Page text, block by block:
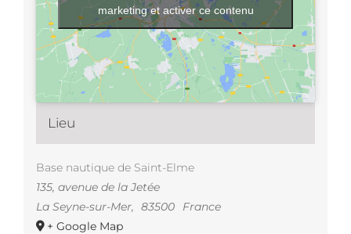
Lieu
Base nautique de Saint-Elme
135, avenue de la Jetée
La Seyne-sur-Mer, 83500
France
+ Google Map
marketing et activer ce contenu